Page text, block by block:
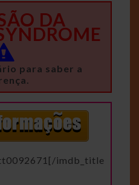
DA
para saber a
imdb_title